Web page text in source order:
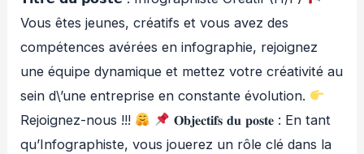
Vous êtes jeunes, créatifs et vous avez des
compétences avérées en infographie, rejoignez
une équipe dynamique et mettez votre créativité au
sein d\’une entreprise en constante évolution.
Rejoignez-nous !!!
𝐎𝐛𝐣𝐞𝐜𝐭𝐢𝐟𝐬 𝐝𝐮 𝐩𝐨𝐬𝐭𝐞 : En tant
qu’Infographiste, vous jouerez un rôle clé dans la